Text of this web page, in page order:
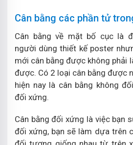
Cân bằng các phần tử
Cân bằng về mặt bố cục là
người dùng thiết kế poster
mới cân bằng được không phải
được. Có 2 loại cân bằng được
hiện nay là cân bằng không
đối xứng.
Cân bằng đối xứng là việc bạn
đối xứng, bạn sẽ làm dựa trên